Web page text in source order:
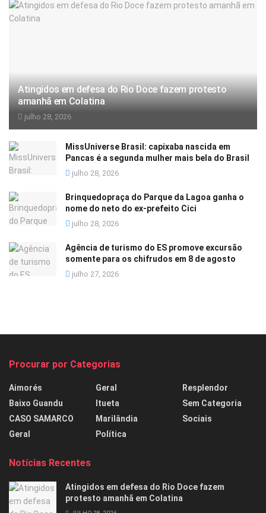
Atingidos em defesa do Rio Doce fazem protesto
amanhã em Colatina
julho 28, 2026
MissUniverse Brasil: capixaba nascida em
Pancas é a segunda mulher mais bela do Brasil
julho 28, 2026
Brinquedopraça do Parque da Lagoa ganha o
nome do neto do ex-prefeito Cici
julho 28, 2026
Agência de turismo do ES promove excursão
somente para os chifrudos em 8 de agosto
julho 27, 2026
Procurar por Categorias
Aimorés
Baixo Guandu
CASO SAMARCO
Geral
Geral
Itueta
Marilândia
Política
Resplendor
Sem Categoria
Sociais
Notícias Recentes
Atingidos em defesa do Rio Doce fazem
protesto amanhã em Colatina